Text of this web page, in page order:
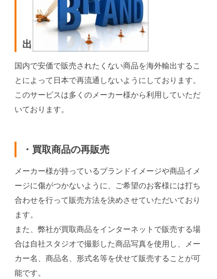
出
国内で安価で販売されたくない商品を海外輸出するこ
とによって日本で再流通しないようにしております。
このサービスは多くのメーカー様から利用していただ
いております。
・買取商品の再販売
メーカー様が持っているブランドイメージや商品イメ
ージに傷がつかないように、ご希望のお客様には打ち
合わせを行って販売方法を決めさせていただいており
ます。
また、弊社が買取商品をインターネットで販売する場
合は自社スタジオで撮影した商品写真を使用し、メー
カー名、商品名、形式名等を伏せて販売することが可
能です。